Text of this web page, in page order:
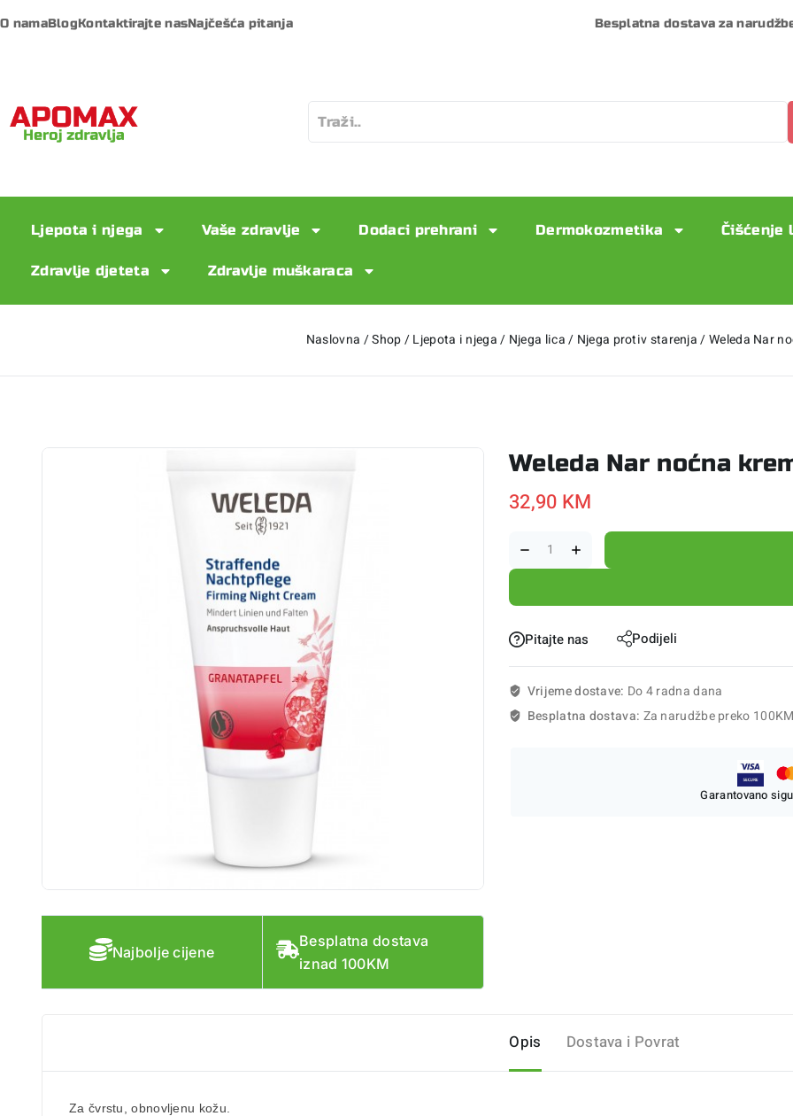
O namaBlogKontaktirajte nasNajčešća pitanja Besplatna dostava za
Ljepota i njega Vaše zdravlje Dodaci prehrani Dermokozmetika Čišćenje
Zdravlje djeteta Zdravlje muškaraca
Naslovna /Shop/Ljepota i njega/ Njega lica/ Njega protiv starenja /Weleda Nar
Najbolje cijene
Besplatna dostava
iznad 100KM
Weleda Nar noćna
32,90 KM
Pitajte nas Podijeli
Vrijeme dostave: Do 4 radna dana
Besplatna dostava: Za narudžbe preko 100KM
Garantovano
Opis Dostava i Povrat
Za čvrstu, obnovljenu kožu.